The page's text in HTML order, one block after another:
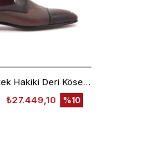
Moreschi Erkek Hakiki Deri Kösele Taban Kahverengi Klasik Ayakkabı
₺27.449,10
%10